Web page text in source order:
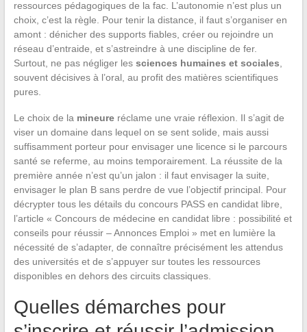
ressources pédagogiques de la fac. L’autonomie n’est plus un
choix, c’est la règle. Pour tenir la distance, il faut s’organiser en
amont : dénicher des supports fiables, créer ou rejoindre un
réseau d’entraide, et s’astreindre à une discipline de fer.
Surtout, ne pas négliger les sciences humaines et sociales
souvent décisives à l’oral, au profit des matières scientifiques
pures.
Le choix de la mineureréclame une vraie réflexion. Il s’agit de
viser un domaine dans lequel on se sent solide, mais aussi
suffisamment porteur pour envisager une licence si le parcours
santé se referme, au moins temporairement. La réussite de la
première année n’est qu’un jalon : il faut envisager la suite,
envisager le plan B sans perdre de vue l’objectif principal. Pour
décrypter tous les détails du concours PASS en candidat libre,
l’article « Concours de médecine en candidat libre : possibilité et
conseils pour réussir – Annonces Emploi » met en lumière la
nécessité de s’adapter, de connaître précisément les attendus
des universités et de s’appuyer sur toutes les ressources
disponibles en dehors des circuits classiques.
Quelles démarches pour